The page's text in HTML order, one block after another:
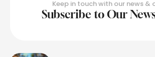
Keep in touch with our news &
Subscribe to Our